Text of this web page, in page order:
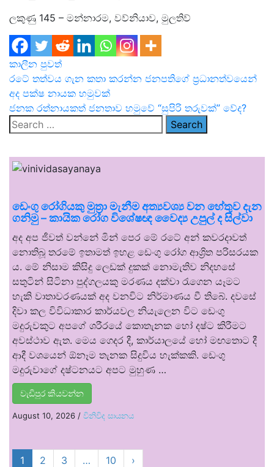
ලකුණු 145 – මන්නාරම, වව්නියාව, මුලතිව්
කාලීන පුවත්
Post
navigation
රටේ තත්වය ගැන කතා කරන්න ජනපතිගේ ප්‍රධානත්වයෙන්
අද පක්ෂ නායක හමුවක්
ජනක රත්නායකත් ජනතාව හමුවේ “සුපිරි තරුවක්” වේද?
Search
for:
ඩෙංගු රෝගියකු ⁣මුත්‍රා මැනීම අත්‍යවශ්‍ය වන හේතුව දැන
ගනිමු – කායික රෝග විශේෂඥ වෛද්‍ය උපුල් ද සිල්වා
අද අප ජීවත් වන්නේ මින් පෙර මේ රටේ අන් කවරදාවත්
නොතිබූ තරමේ ඉතාමත් ඉහළ ඩෙංගු රෝග ආශ්‍රිත පරිසරයක
ය. මේ නිසාම කිසිදු ලෙඩක් දුකක් නොමැතිව නිදහසේ
සතුටින් සිටිනා පුද්ගලයකු මරණය දක්වා රැගෙන යෑමට
හැකි වාතාවරණයක් අද වනවිට නිර්මාණය වී තිබේ. දවසේ
දිවා කල විවිධාකාර කාර්යවල නියැලෙන විට ඩෙංගු
මදුරුවකුට අපගේ ශරීරයේ කොතැනක හෝ දෂ්ට කිරීමට
අවස්ථාව ඇත. මෙය ගෙදර දී, කාර්යාලයේ හෝ මඟතොට දී
ආදී වශයෙන් ඕනෑම තැනක සිදුවිය හැක්කකි. ඩෙංගු
මදුරුවාගේ දෂ්ටනයට අපට මුහුණ …
වැඩිපුර කියවන්න
August 10, 2026 / විනිවිද සායනය
1 2 3 … 10 ›